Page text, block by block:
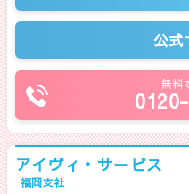
公式
無料
アイヴィ・サービス
福岡支社